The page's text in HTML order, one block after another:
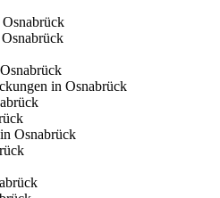
in Osnabrück
Osnabrück